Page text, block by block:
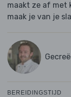
maakt ze af met
maak je van je
BEREIDINGSTIJD